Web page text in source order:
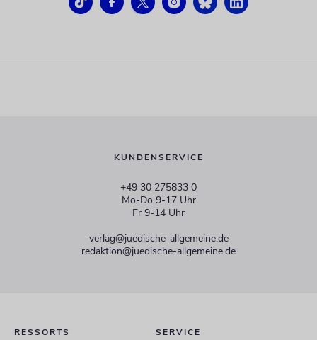
KUNDENSERVICE
+49 30 275833 0
Mo-Do 9-17 Uhr
Fr 9-14 Uhr
verlag@juedische-allgemeine.de
redaktion@juedische-allgemeine.de
RESSORTS SERVICE